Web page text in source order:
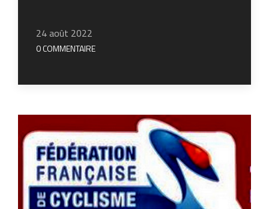
24 août 2022
0 COMMENTAIRE